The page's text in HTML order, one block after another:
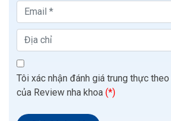
Tôi xác nhận đánh giá trung thực theo
của Review nha khoa (*)